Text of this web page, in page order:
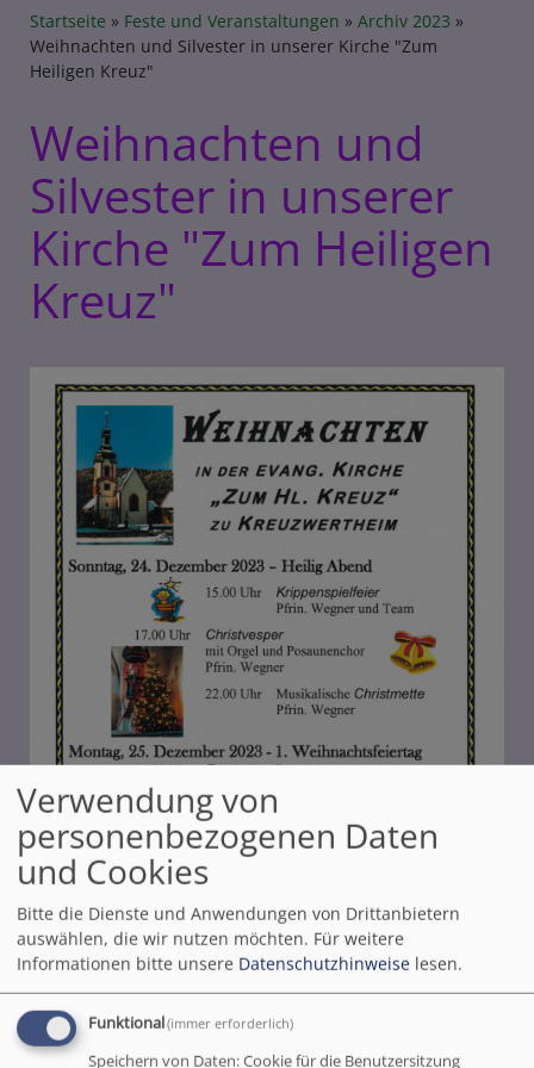
Breadcrumb
Startseite Feste und Veranstaltungen
Archiv 2023
Weihnachten und Silvester in unserer Kirche "Zum
Heiligen Kreuz"
Weihnachten und
Silvester in unserer
Kirche "Zum Heiligen
Kreuz"
Bildrechte KG Kreuzwertheim
Verwendung von
personenbezogenen Daten
und Cookies
Bitte die Dienste und Anwendungen von Drittanbietern
auswählen, die wir nutzen möchten. Für weitere
Informationen bitte unsere Datenschutzhinweise lesen.
Funktional(immer erforderlich)
Speichern von Daten: Cookie für die Benutzersitzung